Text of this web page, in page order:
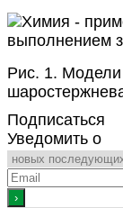
Рис. 1.
Подписаться
Уведомить о